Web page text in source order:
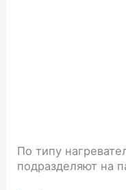
По типу
подразделяют на